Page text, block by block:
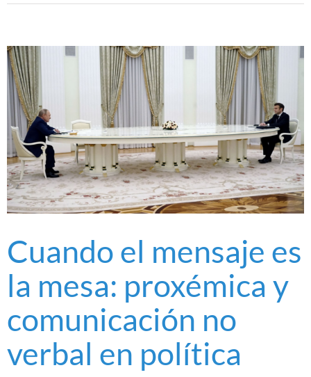
Cuando el mensaje es
la mesa: proxémica y
comunicación no
verbal en política